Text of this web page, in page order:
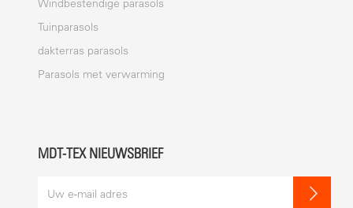
Windbestendige parasols
Tuinparasols
dakterras parasols
Parasols met verwarming
MDT-TEX NIEUWSBRIEF